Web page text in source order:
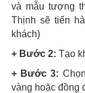
và mẫu tượng
Thịnh sẽ tiến
khách)
+ Bước 2: Tạo
+ Bước 3:
vàng hoặc đồng